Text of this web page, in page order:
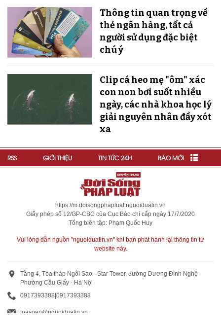
Thông tin quan trọng về
thẻ ngân hàng, tất cả
người sử dụng đặc biệt
chú ý
Clip cá heo mẹ "ôm" xác
con non bơi suốt nhiều
ngày, các nhà khoa học lý
giải nguyên nhân đầy xót
xa
RSS GIỚI THIỆU TIN TỨC 24H BÁO MỚI
https://m.doisongphapluat.nguoiduatin.vn
Giấy phép số 12/GP-CBC của Cục Báo chí cấp ngày 17/7/2020
Tổng biên tập: Phạm Quốc Huy
Vui lòng dẫn nguồn "nguoiduatin.vn" khi bạn phát hành lại thông tin từ
website này.
Tầng 4, Tòa tháp Ngôi Sao - Star Tower, đường Dương Đình Nghệ -
Phường Cầu Giấy - Hà Nội
0917393388|0917393388
toasoan@nguoiduatin.vn